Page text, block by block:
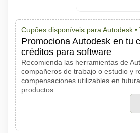
Cupões disponíveis para Autodesk •
Promociona Autodesk en tu
créditos para software
Recomienda las herramientas de
compañeros de trabajo o estudio y
compensaciones utilizables en
productos